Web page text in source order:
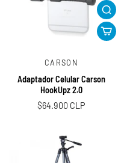
CARSON
Adaptador Celular Carson
HookUpz 2.0
$64.900 CLP